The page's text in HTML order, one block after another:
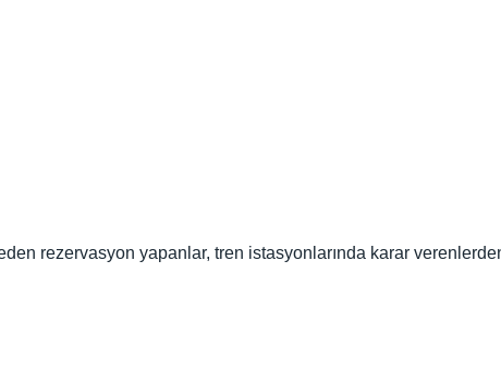
rezervasyon yapanlar, tren istasyonlarında karar